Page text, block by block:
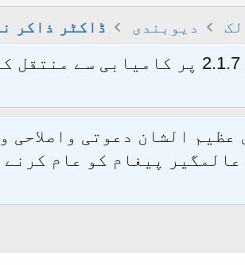
دیوبندی
الحمدللہ محدث فورم کو نئےسافٹ ویئر زین
عظیم الشان دعوتی واصلاحی
پیغام کو عام